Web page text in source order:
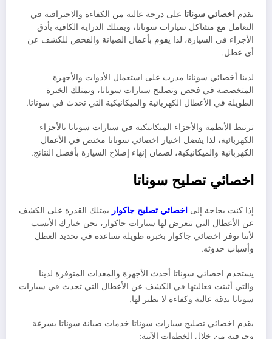
نقدم اخصائي سوناتا على درجة عالية من الكفاءة والاحترافية في
التعامل مع مشاكل سيارات سوناتا، ويمتلك الدراية الكافية بأدق
الأجزاء في السيارة، لذا يقوم بأعمال الصيانة والفحص للكشف عن
أي عطل.
لدينا أخصائي سوناتا مدرب على استعمال الأدوات والأجهزة
المتخصصة في فحص وتصليح سيارات سوناتا، ويمتلك الخبرة
الطويلة في الأعطال الكهربائية والميكانيكية التي تحدث في سوناتا.
ترتبط الأنظمة والأجزاء الميكانيكية في سيارات سوناتا بالأجزاء
الكهربائية، لذا يفضل اختيار اخصائي سوناتا مختص في الأعمال
الكهربائية والميكانيكية، لضمان إنهاء إصلاح السيارة بأفضل النتائج.
اخصائي تصليح سوناتا
إذا كنت بحاجة إلى اخصائي تصليح جاكوار يمتلك القدرة على الكشف
عن الأعطال التي تتعرض لها سيارات جاكوار، نحن خيارك الأنسب
لأننا نوفر اخصائي جاكوار بخبرة طويلة تساعده في تحديد العطل
وأسباب حدوثه.
يستخدم اخصائي سوناتا أحدث الأجهزة والمعدات المتوفرة لدينا
والتي أثبتت فعاليتها في الكشف عن الأعطال التي تحدث في سيارات
سوناتا بدقة عالية وكفاءة لا نظير لها.
يقدم اخصائي تصليح سيارات سوناتا خدمات صيانة سوناتا بسرعة
وحرفية من خلال الخطوات الآتية: